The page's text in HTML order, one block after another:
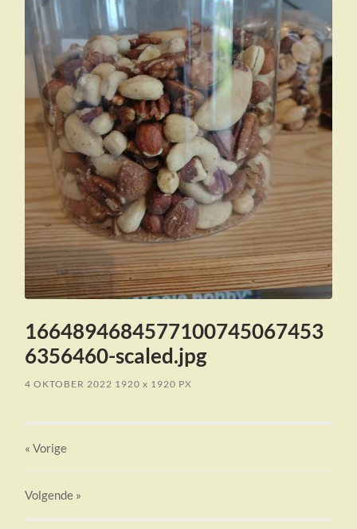
1664894684577100745067453
6356460-scaled.jpg
4 OKTOBER 2022 1920x 1920 PX
« Vorige
Volgende »